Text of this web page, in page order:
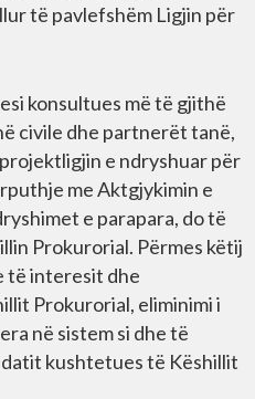
të pavlefshëm Ligjin për
konsultues më të gjithë
civile dhe partnerët tanë,
e ndryshuar për
me Aktgjykimin e
e parapara, do të
Prokurorial. Përmes këtij
të interesit dhe
Prokurorial, eliminimi i
në sistem si dhe të
kushtetues të Këshillit